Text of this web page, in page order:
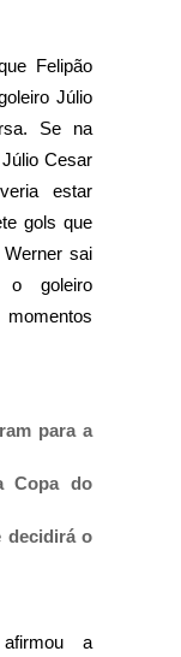
Felipão
Júlio
Se na
Cesar
estar
gols que
sai
goleiro
para a
Copa do
decidirá o
a